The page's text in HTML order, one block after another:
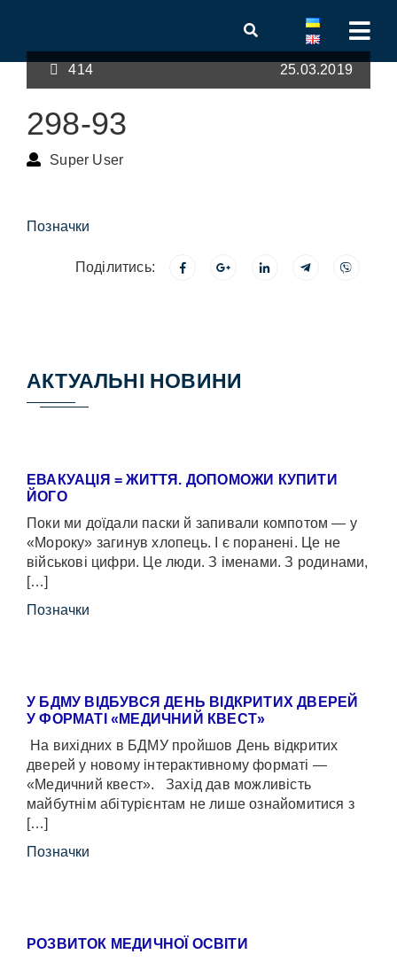
414 25.03.2019
298-93
Super User
Позначки
Поділитись:
АКТУАЛЬНІ НОВИНИ
ЕВАКУАЦІЯ = ЖИТТЯ. ДОПОМОЖИ КУПИТИ
ЙОГО
Поки ми доїдали паски й запивали компотом — у
«Мороку» загинув хлопець. І є поранені. Це не
військові цифри. Це люди. З іменами. З родинами,
[…]
Позначки
У БДМУ ВІДБУВСЯ ДЕНЬ ВІДКРИТИХ ДВЕРЕЙ
У ФОРМАТІ «МЕДИЧНИЙ КВЕСТ»
На вихідних в БДМУ пройшов День відкритих
дверей у новому інтерактивному форматі —
«Медичний квест». Захід дав можливість
майбутнім абітурієнтам не лише ознайомитися з
[…]
Позначки
РОЗВИТОК МЕДИЧНОЇ ОСВІТИ